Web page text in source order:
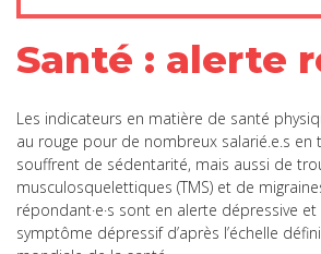
Santé : alerte
Les indicateurs en matière de santé
au rouge pour de nombreux salarié.e.s en
souffrent de sédentarité, mais aussi de
musculosquelettiques (TMS) et de
répondant·e·s sont en alerte dépressive
symptôme dépressif d’après l’échelle